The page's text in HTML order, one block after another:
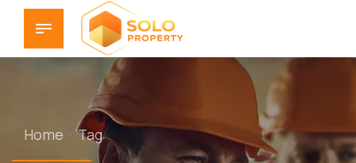
Home Tag